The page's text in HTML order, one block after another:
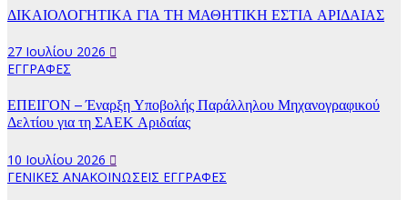
ΔΙΚΑΙΟΛΟΓΗΤΙΚΑ ΓΙΑ ΤΗ ΜΑΘΗΤΙΚΗ ΕΣΤΙΑ ΑΡΙΔΑΙΑΣ
27 Ιουλίου 2026
ΕΓΓΡΑΦΕΣ
ΕΠΕΙΓΟΝ – Έναρξη Υποβολής Παράλληλου Μηχανογραφικού
Δελτίου για τη ΣΑΕΚ Αριδαίας
10 Ιουλίου 2026
ΓΕΝΙΚΕΣ ΑΝΑΚΟΙΝΩΣΕΙΣ ΕΓΓΡΑΦΕΣ